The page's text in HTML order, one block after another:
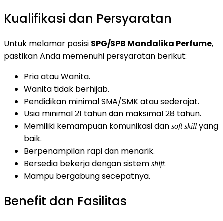
Kualifikasi dan Persyaratan
Untuk melamar posisi SPG/SPB Mandalika Perfume,
pastikan Anda memenuhi persyaratan berikut:
Pria atau Wanita.
Wanita tidak berhijab.
Pendidikan minimal SMA/SMK atau sederajat.
Usia minimal 21 tahun dan maksimal 28 tahun.
Memiliki kemampuan komunikasi dan soft skill yang
baik.
Berpenampilan rapi dan menarik.
Bersedia bekerja dengan sistem shift.
Mampu bergabung secepatnya.
Benefit dan Fasilitas